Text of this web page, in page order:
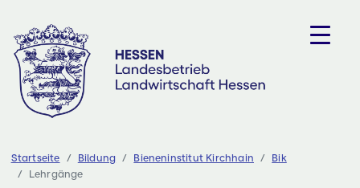
Inhalt
springen
Startseite Bildung Bieneninstitut Kirchhain
Bik
Lehrgänge